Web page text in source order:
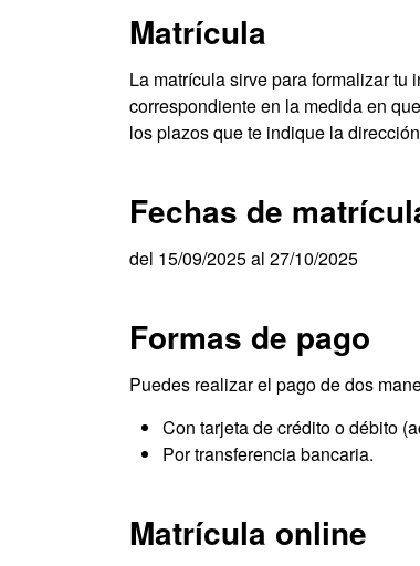
Matrícula
La matrícula sirve para formalizar tu
correspondiente en la medida en
los plazos que te indique la
Fechas de
del 15/09/2025 al 27/10/2025
Formas de pago
Puedes realizar el pago de dos
Con tarjeta de crédito o débito
Por transferencia bancaria.
Matrícula online